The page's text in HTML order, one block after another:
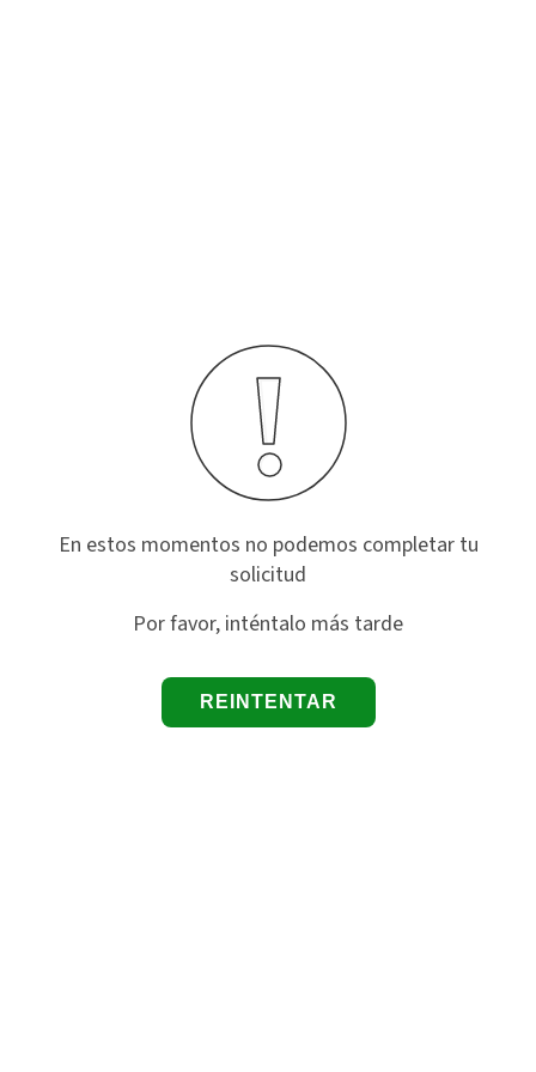
En estos momentos no podemos completar tu
solicitud
Por favor, inténtalo más tarde
REINTENTAR